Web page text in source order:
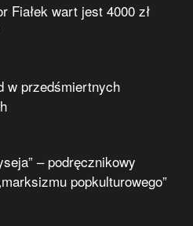
Fiałek wart jest 4000 zł
w przedśmiertnych
– podręcznikowy
popkulturowego”